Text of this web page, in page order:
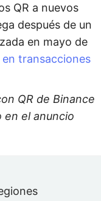
QR a nuevos
después de un
en mayo de
transacciones
QR de Binance
el anuncio